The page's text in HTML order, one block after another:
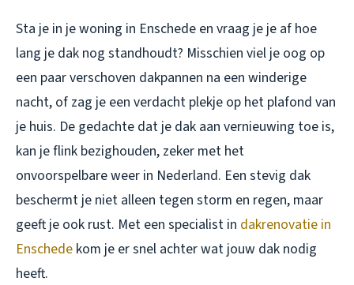
Sta je in je woning in Enschede en vraag je je af hoe
lang je dak nog standhoudt? Misschien viel je oog op
een paar verschoven dakpannen na een winderige
nacht, of zag je een verdacht plekje op het plafond van
je huis. De gedachte dat je dak aan vernieuwing toe is,
kan je flink bezighouden, zeker met het
onvoorspelbare weer in Nederland. Een stevig dak
beschermt je niet alleen tegen storm en regen, maar
geeft je ook rust. Met een specialist in dakrenovatie in
Enschede kom je er snel achter wat jouw dak nodig
heeft.